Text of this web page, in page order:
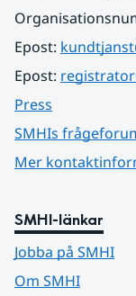
Epost:
Epost:
Press
SMHIs
Mer
SMHI-länkar
Jobba på SMHI
Om SMHI